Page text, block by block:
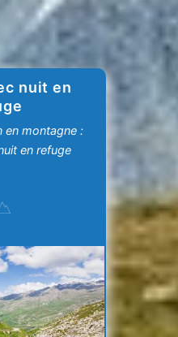
nuit en
en montagne :
en refuge